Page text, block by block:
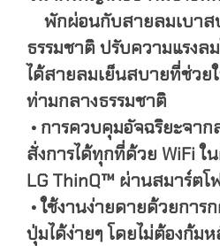
พักผ่อนกับสายลมเบาส
ธรรมชาติ ปรับความแรงล
ได้สายลมเย็นสบายที่ช่ว
ท่ามกลางธรรมชาติ
• การควบคุมอัจฉริยะจา
สั่งการได้ทุกที่ด้วย WiFi ใ
LG ThinQ™ ผ่านสมาร์ต
• ใช้งานง่ายดายด้วยการ
ปุ่มได้ง่ายๆ โดยไม่ต้องก้มห